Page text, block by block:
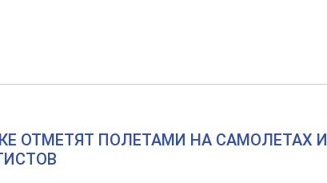
ОТМЕТЯТ ПОЛЕТАМИ НА САМОЛЕТАХ И